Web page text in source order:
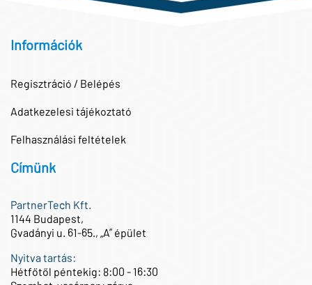
Információk
Regisztráció / Belépés
Adatkezelesi tájékoztató
Felhasználási feltételek
Címünk
PartnerTech Kft.
1144 Budapest,
Gvadányi u. 61-65., „A” épület
Nyitva tartás:
Hétfőtől péntekig: 8:00 - 16:30